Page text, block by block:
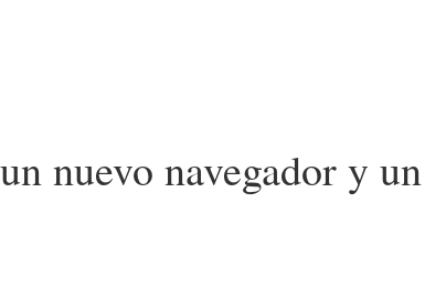
nuevo navegador y un